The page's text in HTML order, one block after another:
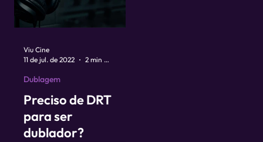
Preciso de DRT
para ser
dublador?
Dublagem
Viu Cine
11 de jul. de 2022
2 min de leitura